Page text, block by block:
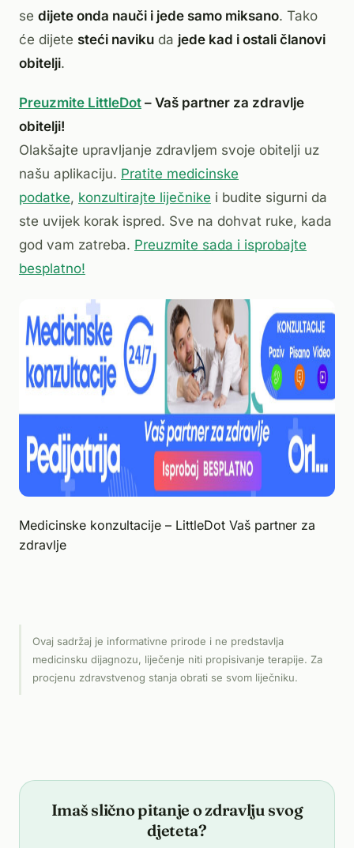
se dijete onda nauči i jede samo miksano. Tako
će dijete steći naviku da jede kad i ostali članovi
obitelji.
Preuzmite LittleDot – Vaš partner za zdravlje
obitelji!
Olakšajte upravljanje zdravljem svoje obitelji uz
našu aplikaciju. Pratite medicinske
podatke, konzultirajte liječnike i budite sigurni da
ste uvijek korak ispred. Sve na dohvat ruke, kada
god vam zatreba. Preuzmite sada i isprobajte
besplatno!
Medicinske konzultacije – LittleDot Vaš partner za
zdravlje
Ovaj sadržaj je informativne prirode i ne predstavlja
medicinsku dijagnozu, liječenje niti propisivanje terapije. Za
procjenu zdravstvenog stanja obrati se svom liječniku.
Imaš slično pitanje o zdravlju svog
djeteta?